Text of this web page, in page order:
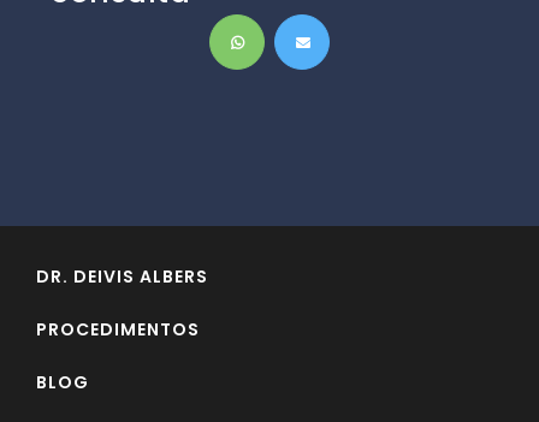
DR. DEIVIS ALBERS
PROCEDIMENTOS
BLOG